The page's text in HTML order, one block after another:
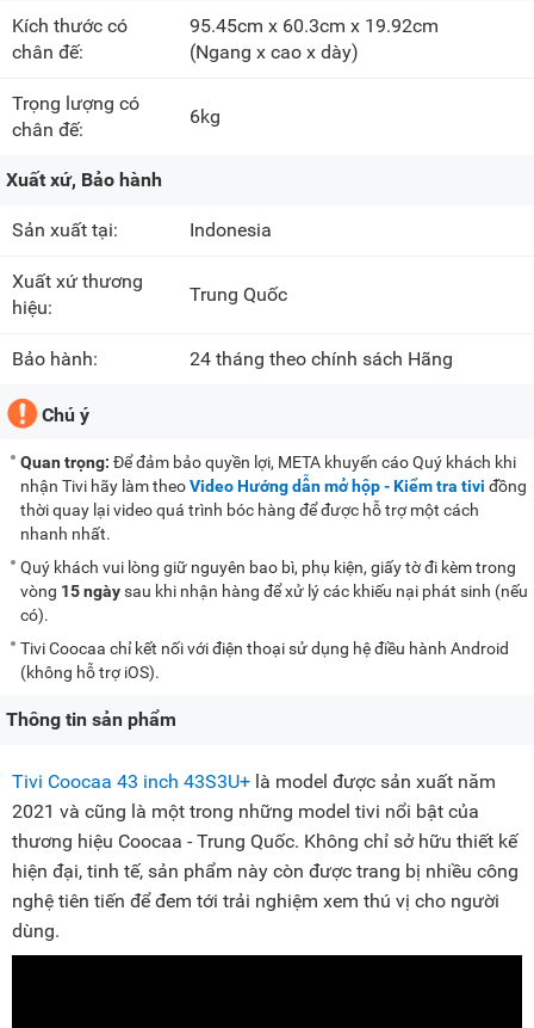
Kích thước có
chân đế:
95.45cm x 60.3cm x 19.92cm
(Ngang x cao x dày)
Trọng lượng có
chân đế:
6kg
Xuất xứ, Bảo hành
Sản xuất tại: Indonesia
Xuất xứ thương
hiệu:
Trung Quốc
Bảo hành: 24 tháng theo chính sách Hãng
Chú ý
Quan trọng: Để đảm bảo quyền lợi, META khuyến cáo Quý khách khi
nhận Tivi hãy làm theoVideo Hướng dẫn mở hộp - Kiểm tra tivi đồng
thời quay lại video quá trình bóc hàng để được hỗ trợ một cách
nhanh nhất.
Quý khách vui lòng giữ nguyên bao bì, phụ kiện, giấy tờ đi kèm trong
vòng 15 ngàysau khi nhận hàng để xử lý các khiếu nại phát sinh (nếu
có).
Tivi Coocaa chỉ kết nối với điện thoại sử dụng hệ điều hành Android
(không hỗ trợ iOS).
Thông tin sản phẩm
Tivi Coocaa 43 inch 43S3U+ là model được sản xuất năm
2021 và cũng là một trong những model tivi nổi bật của
thương hiệu Coocaa - Trung Quốc. Không chỉ sở hữu thiết kế
hiện đại, tinh tế, sản phẩm này còn được trang bị nhiều công
nghệ tiên tiến để đem tới trải nghiệm xem thú vị cho người
dùng.